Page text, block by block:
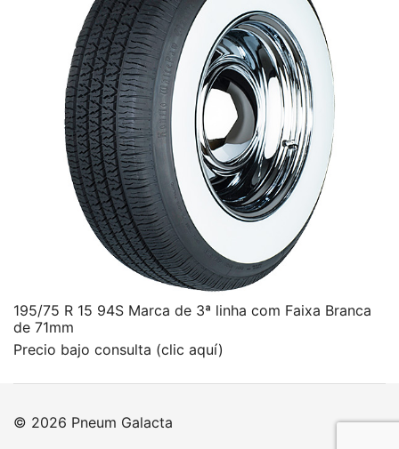
195/75 R 15 94S Marca de 3ª linha com Faixa Branca
de 71mm
Precio bajo consulta (clic aquí)
© 2026 Pneum Galacta